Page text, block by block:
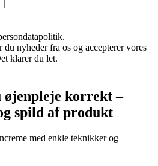
nyheder fra os og accepterer vores
klarer du let.
øjenpleje korrekt –
spild af produkt
med enkle teknikker og